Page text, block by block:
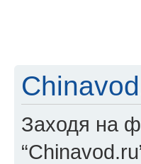
Заходя на